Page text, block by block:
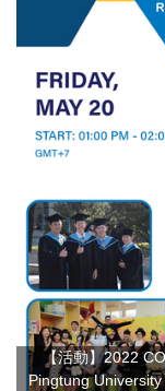
【活動】2022
Pingtung